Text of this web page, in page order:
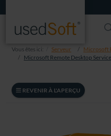
Vous êtes ici: Serveur
Microsoft
Microsoft Remote Desktop
REVENIR À L'APERÇU